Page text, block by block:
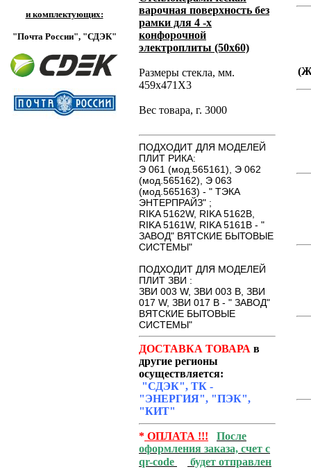
и комплектующих:
"Почта России", "СДЭК"
варочная поверхность без
рамки для 4 -х
конфорочной
электроплиты (50х60)
Размеры стекла, мм.
459х471Х3
Вес товара, г. 3000
ПОДХОДИТ ДЛЯ МОДЕЛЕЙ
ПЛИТ РИКА:
Э 061 (мод.565161), Э 062
(мод.565162), Э 063
(мод.565163) - " ТЭКА
ЭНТЕРПРАЙЗ" ;
RIKA 5162W, RIKA 5162B,
RIKA 5161W, RIKA 5161B - "
ЗАВОД" ВЯТСКИЕ БЫТОВЫЕ
СИСТЕМЫ"
ПОДХОДИТ ДЛЯ МОДЕЛЕЙ
ПЛИТ ЗВИ :
ЗВИ 003 W, ЗВИ 003 B, ЗВИ
017 W, ЗВИ 017 B - " ЗАВОД"
ВЯТСКИЕ БЫТОВЫЕ
СИСТЕМЫ"
ДОСТАВКА ТОВАРА в
другие регионы
осуществляется:
"СДЭК", ТК -
"ЭНЕРГИЯ", "ПЭК",
"КИТ"
* ОПЛАТА !!!
После
оформления заказа, счет с
qr-code
будет отправлен